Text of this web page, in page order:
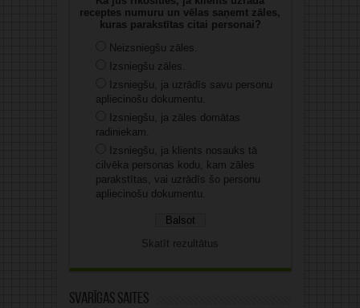
receptes numuru un vēlas saņemt zāles,
kuras parakstītas citai personai?
Neizsniegšu zāles.
Izsniegšu zāles.
Izsniegšu, ja uzrādīs savu personu
apliecinošu dokumentu.
Izsniegšu, ja zāles domātas
radiniekam.
Izsniegšu, ja klients nosauks tā
cilvēka personas kodu, kam zāles
parakstītas, vai uzrādīs šo personu
apliecinošu dokumentu.
Skatīt rezultātus
Svarīgas saites